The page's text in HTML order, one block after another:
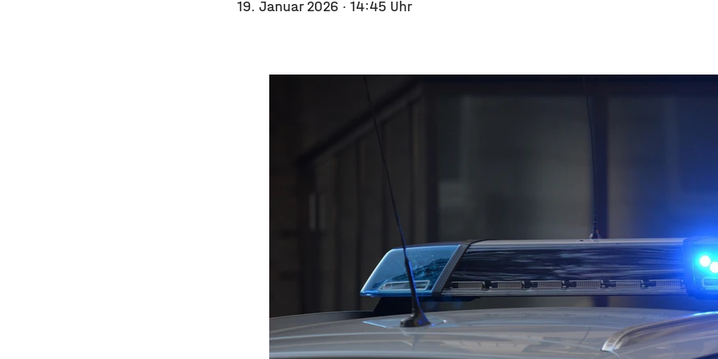
19. Januar 2026 · 14:45 Uhr